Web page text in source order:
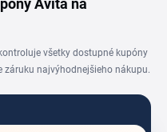
Avita na
všetky dostupné kupóny
záruku najvýhodnejšieho nákupu.